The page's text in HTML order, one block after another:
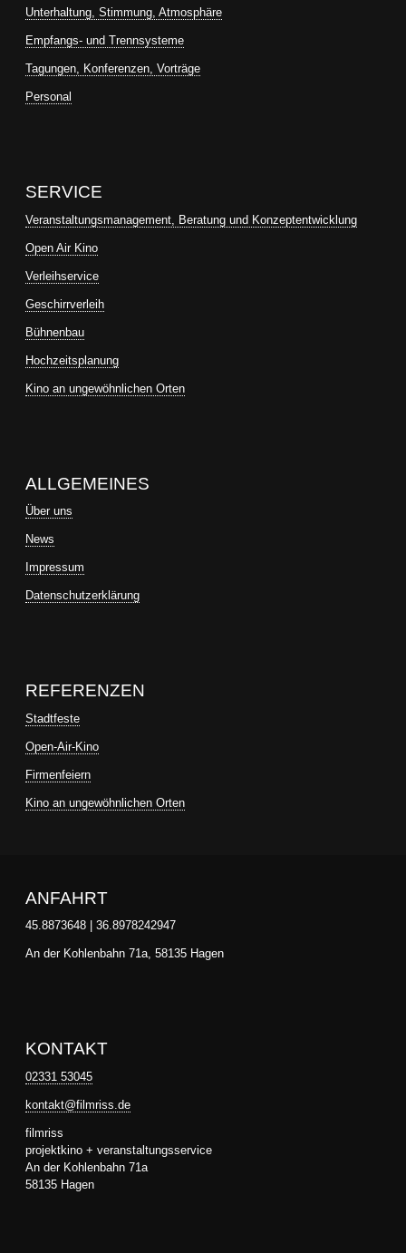
Unterhaltung, Stimmung, Atmosphäre
Empfangs- und Trennsysteme
Tagungen, Konferenzen, Vorträge
Personal
SERVICE
Veranstaltungsmanagement, Beratung und Konzeptentwicklung
Open Air Kino
Verleihservice
Geschirrverleih
Bühnenbau
Hochzeitsplanung
Kino an ungewöhnlichen Orten
ALLGEMEINES
Über uns
News
Impressum
Datenschutzerklärung
REFERENZEN
Stadtfeste
Open-Air-Kino
Firmenfeiern
Kino an ungewöhnlichen Orten
ANFAHRT
45.8873648 | 36.8978242947
An der Kohlenbahn 71a, 58135 Hagen
KONTAKT
02331 53045
kontakt@filmriss.de
filmriss
projektkino + veranstaltungsservice
An der Kohlenbahn 71a
58135 Hagen